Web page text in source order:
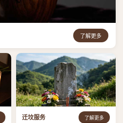
了解更多
迁坟服务 了解更多